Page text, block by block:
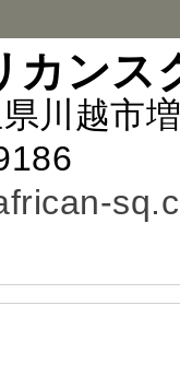
カンス
川越市